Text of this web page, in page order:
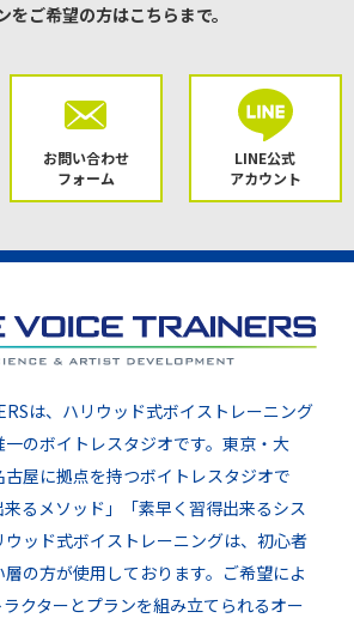
をご希望の方はこちらまで。
お問い合わせ
フォーム
LINE公式
アカウント
は、ハリウッド式ボイストレーニング
のボイトレスタジオです。東京・大
屋に拠点を持つボイトレスタジオで
るメソッド」「素早く習得出来るシス
ッド式ボイストレーニングは、初心者
の方が使用しております。ご希望によ
クターとプランを組み立てられるオー